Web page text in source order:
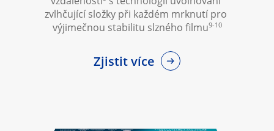
zvlhčující složky při každém mrknutí pro
výjimečnou stabilitu slzného filmu9-10
Zjistit více